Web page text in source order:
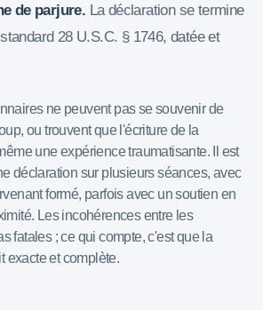
de parjure. La déclaration se termine
28 U.S.C. § 1746, datée et
ne peuvent pas se souvenir de
ou trouvent que l'écriture de la
une expérience traumatisante. Il est
déclaration sur plusieurs séances, avec
formé, parfois avec un soutien en
Les incohérences entre les
fatales ; ce qui compte, c'est que la
exacte et complète.